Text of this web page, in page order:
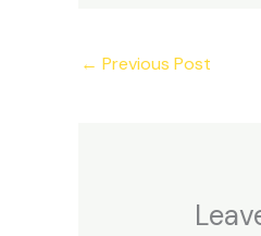
← Previous Post